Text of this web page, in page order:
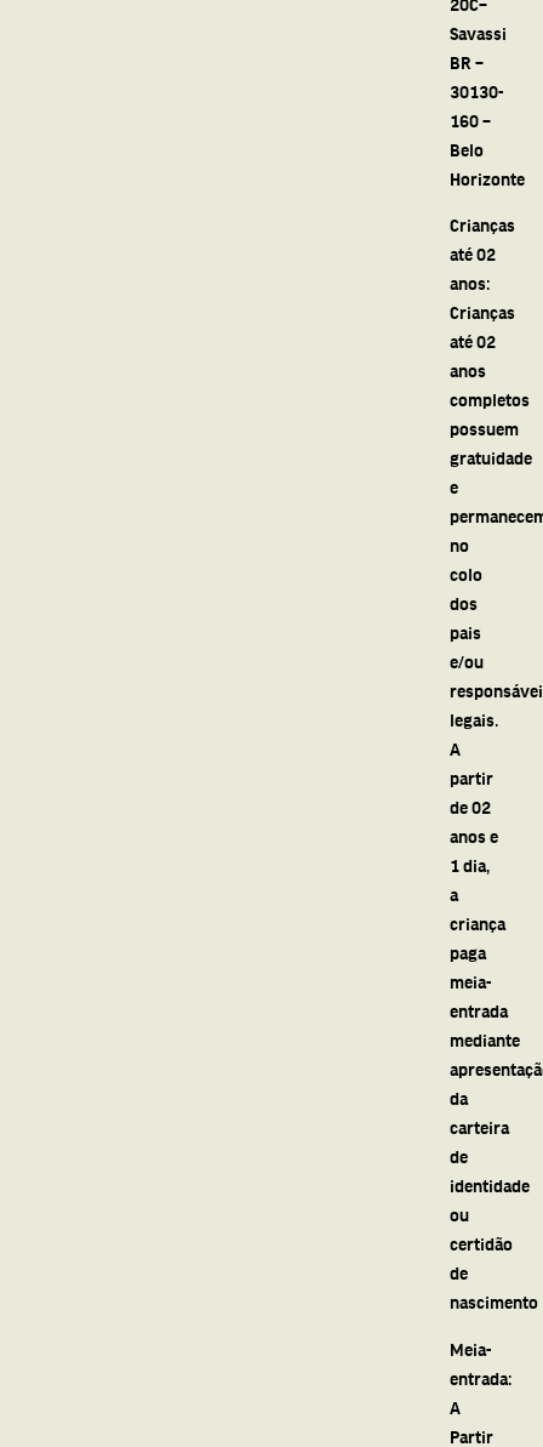
Savassi
BR –
30130-
160 –
Belo
Horizonte
Crianças
até 02
anos:
Crianças
até 02
anos
completos
possuem
gratuidade
e
no
colo
dos
pais
e/ou
legais.
A
partir
de 02
anos e
1 dia,
a
criança
paga
meia-
entrada
mediante
da
carteira
de
identidade
ou
certidão
de
nascimento
Meia-
entrada:
A
Partir